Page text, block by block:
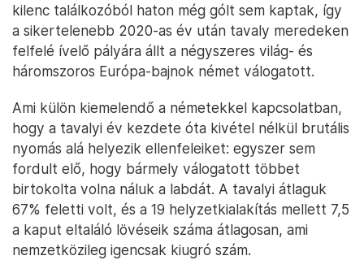
kilenc találkozóból haton még gólt sem kaptak, így
a sikertelenebb 2020-as év után tavaly meredeken
felfelé ívelő pályára állt a négyszeres világ- és
háromszoros Európa-bajnok német válogatott.
Ami külön kiemelendő a németekkel kapcsolatban,
hogy a tavalyi év kezdete óta kivétel nélkül brutális
nyomás alá helyezik ellenfeleiket: egyszer sem
fordult elő, hogy bármely válogatott többet
birtokolta volna náluk a labdát. A tavalyi átlaguk
67% feletti volt, és a 19 helyzetkialakítás mellett 7,5
a kaput eltaláló lövéseik száma átlagosan, ami
nemzetközileg igencsak kiugró szám.